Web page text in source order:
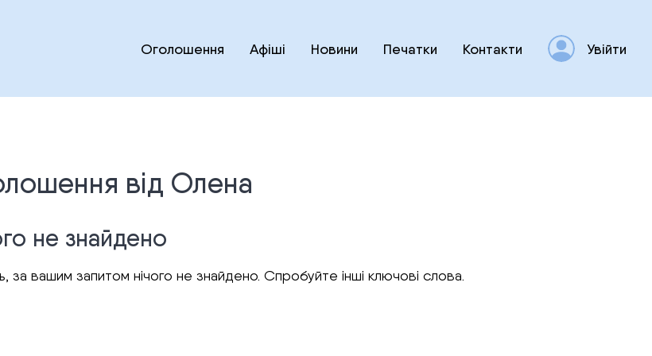
Оголошення Афіші Новини Печатки Контакти Увійти
від Олена
не знайдено
за вашим запитом нічого не знайдено. Спробуйте інші ключові слова.